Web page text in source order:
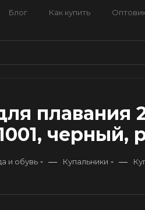
Блог Как купить
плавания
черный,
и обувь — Купальники —